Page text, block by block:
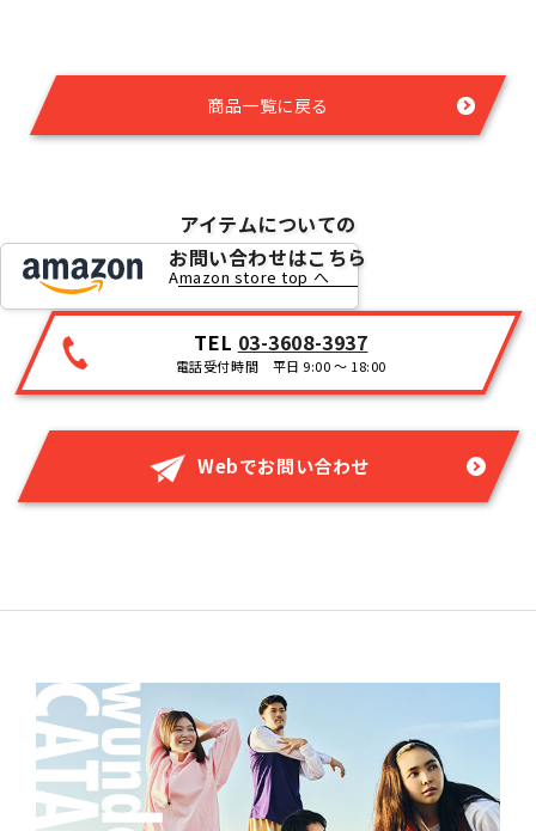
商品一覧に戻る
Amazon store top へ
アイテムについての
お問い合わせはこちら
TEL 03-3608-3937
電話受付時間 平日 9:00 ～ 18:00
Webでお問い合わせ